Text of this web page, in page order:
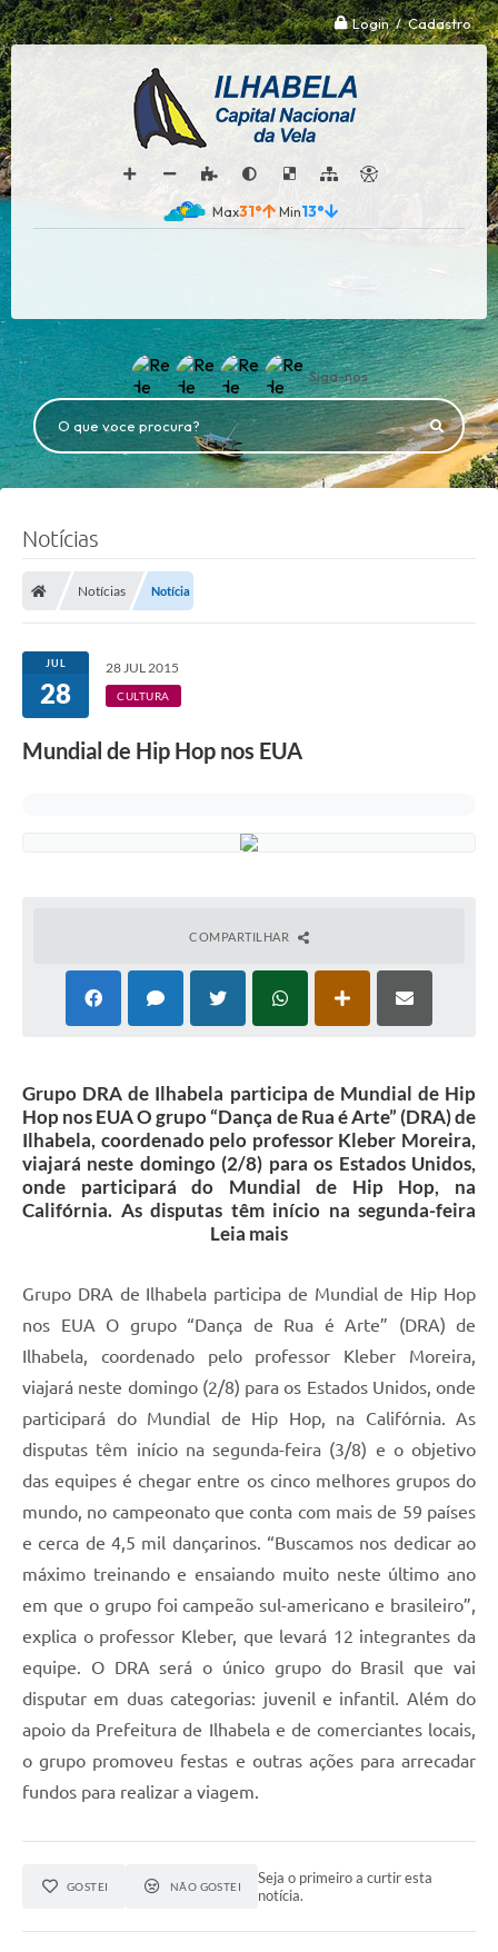
Login / Cadastro
31° 13°
Siga-nos
O que voce procura?
Notícias
Notícias Notícia
JUL
28
28 JUL 2015
CULTURA
Mundial de Hip Hop nos EUA
COMPARTILHAR
Grupo DRA de Ilhabela participa de Mundial de Hip
Hop nos EUA O grupo “Dança de Rua é Arte” (DRA) de
Ilhabela, coordenado pelo professor Kleber Moreira,
viajará neste domingo (2/8) para os Estados Unidos,
onde participará do Mundial de Hip Hop, na
Califórnia. As disputas têm início na segunda-feira
Leia mais
Grupo DRA de Ilhabela participa de Mundial de Hip Hop
nos EUA O grupo “Dança de Rua é Arte” (DRA) de
Ilhabela, coordenado pelo professor Kleber Moreira,
viajará neste domingo (2/8) para os Estados Unidos, onde
participará do Mundial de Hip Hop, na Califórnia. As
disputas têm início na segunda-feira (3/8) e o objetivo
das equipes é chegar entre os cinco melhores grupos do
mundo, no campeonato que conta com mais de 59 países
e cerca de 4,5 mil dançarinos. “Buscamos nos dedicar ao
máximo treinando e ensaiando muito neste último ano
em que o grupo foi campeão sul-americano e brasileiro”,
explica o professor Kleber, que levará 12 integrantes da
equipe. O DRA será o único grupo do Brasil que vai
disputar em duas categorias: juvenil e infantil. Além do
apoio da Prefeitura de Ilhabela e de comerciantes locais,
o grupo promoveu festas e outras ações para arrecadar
fundos para realizar a viagem.
GOSTEI NÃO GOSTEI
Seja o primeiro a curtir esta
notícia.